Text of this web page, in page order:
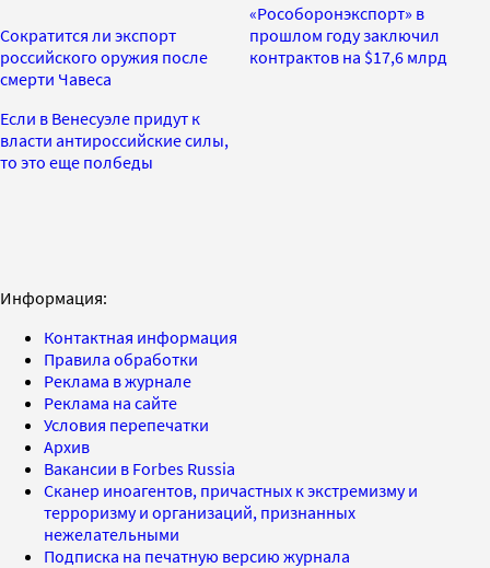
Сократится ли экспорт
российского оружия после
смерти Чавеса
Если в Венесуэле придут к
власти антироссийские силы,
то это еще полбеды
«Рособоронэкспорт» в
прошлом году заключил
контрактов на $17,6 млрд
Информация:
Контактная информация
Правила обработки
Реклама в журнале
Реклама на сайте
Условия перепечатки
Архив
Вакансии в Forbes Russia
Сканер иноагентов, причастных к экстремизму и
терроризму и организаций, признанных
нежелательными
Подписка на печатную версию журнала